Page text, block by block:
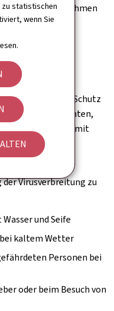
statistischen
wenn Sie
und die Notaufnahmen
zur
Mittel zum Schutz
darauf zu achten,
und sich hierzu mit
Virusverbreitung zu
und Seife
bei kaltem Wetter
Personen bei
oder beim Besuch von